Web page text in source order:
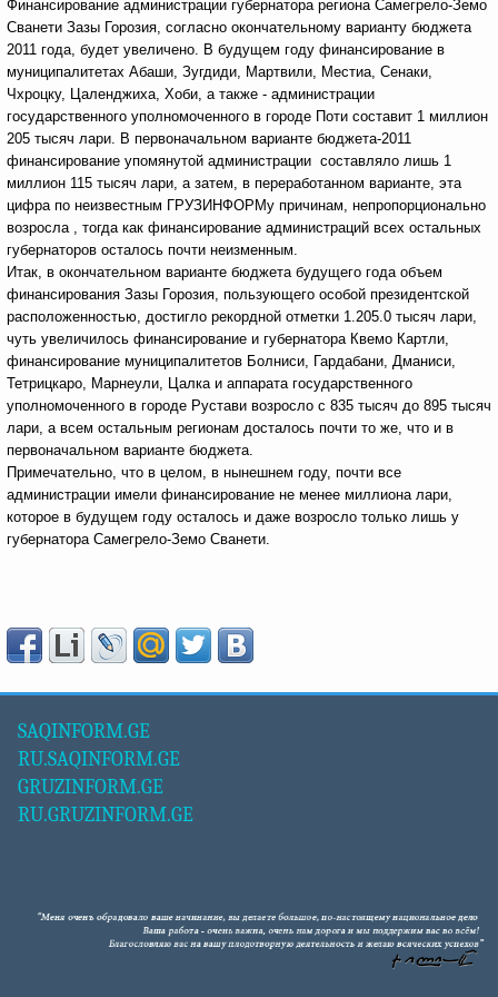
Финансирование администрации губернатора региона Самегрело-Земо
Сванети Зазы Горозия, согласно окончательному варианту бюджета
2011 года, будет увеличено. В будущем году финансирование в
муниципалитетах Абаши, Зугдиди, Мартвили, Местиа, Сенаки,
Чхроцку, Цаленджиха, Хоби, а также - администрации
государственного уполномоченного в городе Поти составит 1 миллион
205 тысяч лари. В первоначальном варианте бюджета-2011
финансирование упомянутой администрации составляло лишь 1
миллион 115 тысяч лари, а затем, в переработанном варианте, эта
цифра по неизвестным ГРУЗИНФОРМу причинам, непропорционально
возросла , тогда как финансирование администраций всех остальных
губернаторов осталось почти неизменным.
Итак, в окончательном варианте бюджета будущего года объем
финансирования Зазы Горозия, пользующего особой президентской
расположенностью, достигло рекордной отметки 1.205.0 тысяч лари,
чуть увеличилось финансирование и губернатора Квемо Картли,
финансирование муниципалитетов Болниси, Гардабани, Дманиси,
Тетрицкаро, Марнеули, Цалка и аппарата государственного
уполномоченного в городе Рустави возросло с 835 тысяч до 895 тысяч
лари, а всем остальным регионам досталось почти то же, что и в
первоначальном варианте бюджета.
Примечательно, что в целом, в нынешнем году, почти все
администрации имели финансирование не менее миллиона лари,
которое в будущем году осталось и даже возросло только лишь у
губернатора Самегрело-Земо Сванети.
SAQINFORM.GE
RU.SAQINFORM.GE
GRUZINFORM.GE
RU.GRUZINFORM.GE